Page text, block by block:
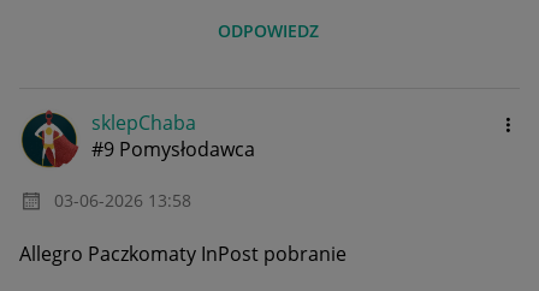
ODPOWIEDZ
sklepChaba
#9 Pomysłodawca
‎03-06-2026 13:58
Allegro Paczkomaty InPost pobranie